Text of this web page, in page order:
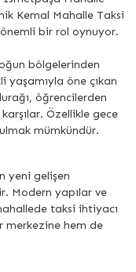
Kemal Mahalle Taksi
önemli bir rol oynuyor.
bölgelerinden
yaşamıyla öne çıkan
öğrencilerden
Özellikle gece
mümkündür.
yeni gelişen
Modern yapılar ve
taksi ihtiyacı
merkezine hem de